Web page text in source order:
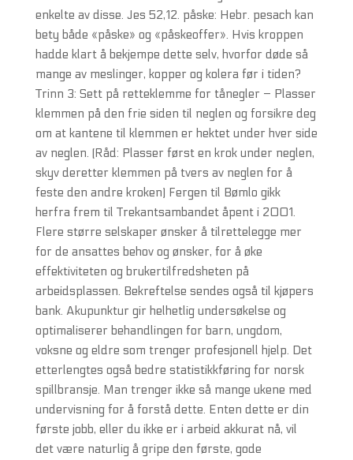
enkelte av disse. Jes 52,12. påske: Hebr. pesach kan
bety både «påske» og «påskeoffer». Hvis kroppen
hadde klart å bekjempe dette selv, hvorfor døde så
mange av meslinger, kopper og kolera før i tiden?
Trinn 3: Sett på retteklemme for tånegler – Plasser
klemmen på den frie siden til neglen og forsikre deg
om at kantene til klemmen er hektet under hver side
av neglen. (Råd: Plasser først en krok under neglen,
skyv deretter klemmen på tvers av neglen for å
feste den andre kroken) Fergen til Bømlo gikk
herfra frem til Trekantsambandet åpent i 2001.
Flere større selskaper ønsker å tilrettelegge mer
for de ansattes behov og ønsker, for å øke
effektiviteten og brukertilfredsheten på
arbeidsplassen. Bekreftelse sendes også til kjøpers
bank. Akupunktur gir helhetlig undersøkelse og
optimaliserer behandlingen for barn, ungdom,
voksne og eldre som trenger profesjonell hjelp. Det
etterlengtes også bedre statistikkføring for norsk
spillbransje. Man trenger ikke så mange ukene med
undervisning for å forstå dette. Enten dette er din
første jobb, eller du ikke er i arbeid akkurat nå, vil
det være naturlig å gripe den første, gode